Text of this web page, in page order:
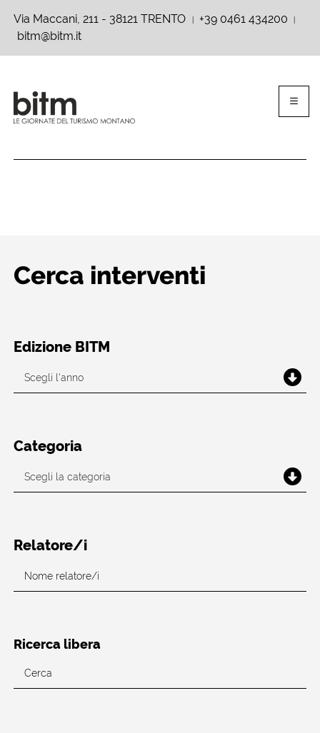
Via Maccani, 211 - 38121 TRENTO +39 0461 434200
bitm@bitm.it
Cerca interventi
Edizione BITM
Categoria
Relatore/i
Ricerca libera